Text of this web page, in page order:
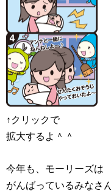
↑クリックで
拡大するよ＾＾
今年も、モーリーズは
がんばっているみなさ